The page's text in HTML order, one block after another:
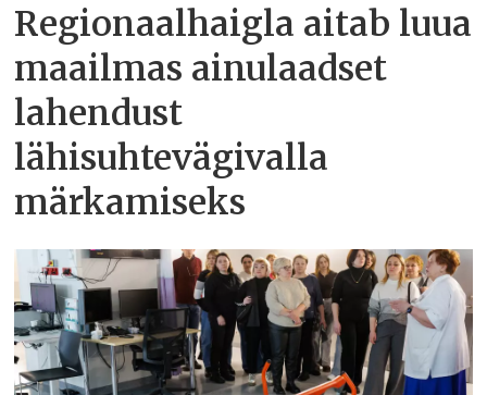
Regionaalhaigla aitab luua
maailmas ainulaadset
lahendust
lähisuhtevägivalla
märkamiseks